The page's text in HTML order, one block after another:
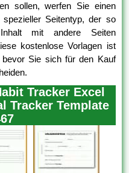
sollen, werfen Sie einen
Seitentyp, der so
mit andere Seiten
kostenlose Vorlagen ist
Sie sich für den Kauf
Tracker Excel
Tracker Template